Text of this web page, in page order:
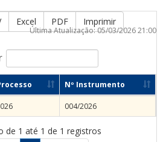
Excel PDF Imprimir
Última Atualização: 05/03/2026 21:00
Nº Instrumento
004/2026
de 1 até 1 de 1 registros